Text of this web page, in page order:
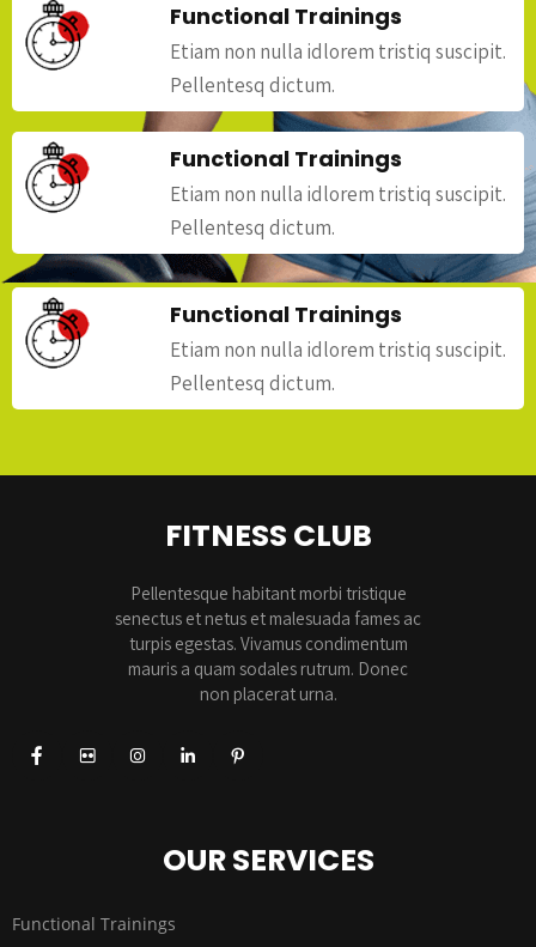
Functional Trainings
Etiam non nulla idlorem tristiq suscipit.
Pellentesq dictum.
Functional Trainings
Etiam non nulla idlorem tristiq suscipit.
Pellentesq dictum.
Functional Trainings
Etiam non nulla idlorem tristiq suscipit.
Pellentesq dictum.
FITNESS CLUB
Pellentesque habitant morbi tristique
senectus et netus et malesuada fames ac
turpis egestas. Vivamus condimentum
mauris a quam sodales rutrum. Donec
non placerat urna.
OUR SERVICES
Functional Trainings